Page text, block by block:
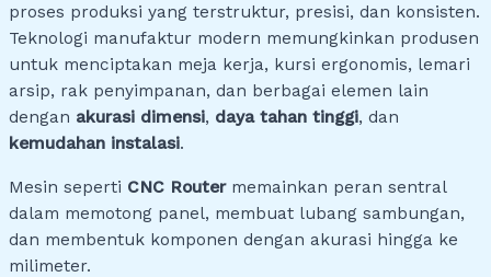
proses produksi yang terstruktur, presisi, dan konsisten.
Teknologi manufaktur modern memungkinkan produsen
untuk menciptakan meja kerja, kursi ergonomis, lemari
arsip, rak penyimpanan, dan berbagai elemen lain
dengan akurasi dimensi, daya tahan tinggi, dan
kemudahan instalasi.
Mesin seperti CNC Routermemainkan peran sentral
dalam memotong panel, membuat lubang sambungan,
dan membentuk komponen dengan akurasi hingga ke
milimeter.